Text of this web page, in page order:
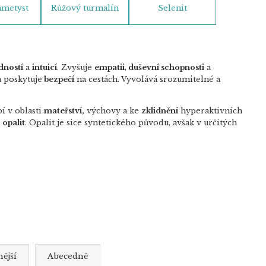
Růžový turmalín Selenit
a intuicí. Zvyšuje empatii, duševní schopnostia
poskytuje bezpečína cestách. Vyvolává srozumitelné a
v oblasti mateřství, výchovy a ke zklidněníhyperaktivních
opalit. Opalit je sice syntetického původu, avšak v určitých
Abecedně